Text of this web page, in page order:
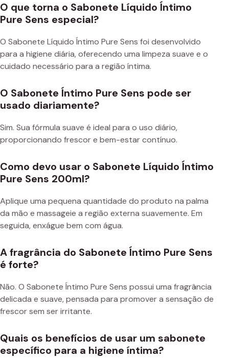
O que torna o Sabonete Líquido Íntimo
Pure Sens especial?
O Sabonete Líquido Íntimo Pure Sens foi desenvolvido
para a higiene diária, oferecendo uma limpeza suave e o
cuidado necessário para a região íntima.
O Sabonete Íntimo Pure Sens pode ser
usado diariamente?
Sim. Sua fórmula suave é ideal para o uso diário,
proporcionando frescor e bem-estar contínuo.
Como devo usar o Sabonete Líquido Íntimo
Pure Sens 200ml?
Aplique uma pequena quantidade do produto na palma
da mão e massageie a região externa suavemente. Em
seguida, enxágue bem com água.
A fragrância do Sabonete Íntimo Pure Sens
é forte?
Não. O Sabonete Íntimo Pure Sens possui uma fragrância
delicada e suave, pensada para promover a sensação de
frescor sem ser irritante.
Quais os benefícios de usar um sabonete
específico para a higiene íntima?